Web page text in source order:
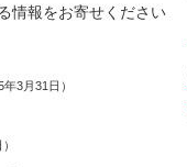
情報をお寄せください
年3月31日）